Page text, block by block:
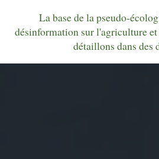
La base de la pseudo-
désinformation sur l'agriculture
détaillons dans des